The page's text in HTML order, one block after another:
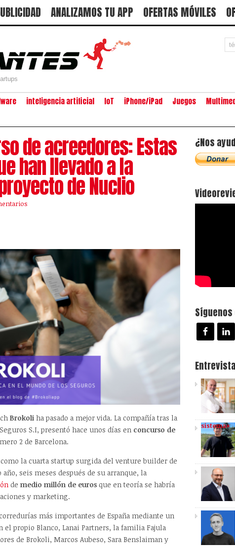
ANALIZAMOS TU APP OFERTAS MÓVILES
inteligencia artificial IoT iPhone/iPad Juegos
de acreedores: Estas
han llevado a la
de Nuclio
Brokoli ha pasado a mejor vida. La compañía tras la
S.I, presentó hace unos días en concurso de
2 de Barcelona.
la cuarta startup surgida del venture builder de
seis meses después de su arranque, la
de medio millón de euros que en teoría se habría
y marketing.
más importantes de España mediante un
propio Blanco, Lanai Partners, la familia Fajula
de Brokoli, Marcos Aubeso, Sara Benslaiman y
¿Nos
sistema»